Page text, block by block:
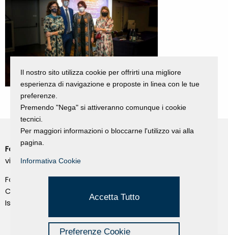
Fondazione Dino Zoli
viale Bologna 288, Forlì
Fondo dot. euro 285.000 i.v.
CF e P.IVA 03692820404
Isc.Reg Per.Giu. n. 10404
Il nostro sito utilizza cookie per offrirti una migliore
esperienza di navigazione e proposte in linea con le tue
preferenze.
Premendo "Nega" si attiveranno comunque i cookie
tecnici.
Per maggiori informazioni o bloccarne l'utilizzo vai alla
pagina.
Informativa Cookie
Accetta Tutto
Preferenze Cookie